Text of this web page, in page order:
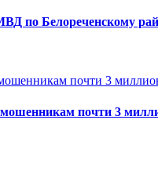
по Белореченскому
почти 3